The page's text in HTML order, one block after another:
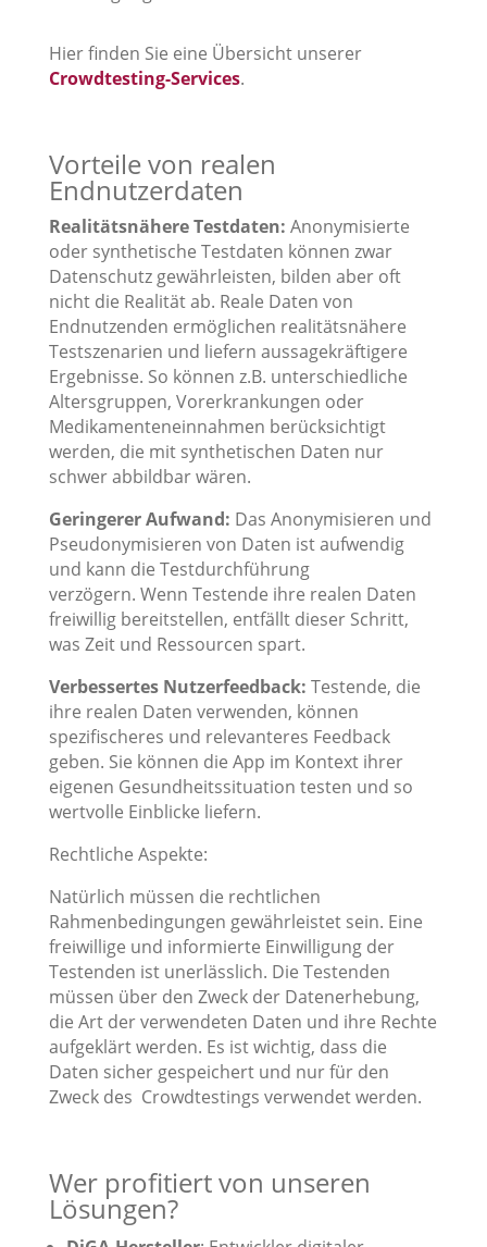
Hier finden Sie eine Übersicht unserer
Crowdtesting-Services.
Vorteile von realen
Endnutzerdaten
Realitätsnähere Testdaten: Anonymisierte
oder synthetische Testdaten können zwar
Datenschutz gewährleisten, bilden aber oft
nicht die Realität ab. Reale Daten von
Endnutzenden ermöglichen realitätsnähere
Testszenarien und liefern aussagekräftigere
Ergebnisse. So können z.B. unterschiedliche
Altersgruppen, Vorerkrankungen oder
Medikamenteneinnahmen berücksichtigt
werden, die mit synthetischen Daten nur
schwer abbildbar wären.
Geringerer Aufwand: Das Anonymisieren und
Pseudonymisieren von Daten ist aufwendig
und kann die Testdurchführung
verzögern. Wenn Testende ihre realen Daten
freiwillig bereitstellen, entfällt dieser Schritt,
was Zeit und Ressourcen spart.
Verbessertes Nutzerfeedback: Testende, die
ihre realen Daten verwenden, können
spezifischeres und relevanteres Feedback
geben. Sie können die App im Kontext ihrer
eigenen Gesundheitssituation testen und so
wertvolle Einblicke liefern.
Rechtliche Aspekte:
Natürlich müssen die rechtlichen
Rahmenbedingungen gewährleistet sein. Eine
freiwillige und informierte Einwilligung der
Testenden ist unerlässlich. Die Testenden
müssen über den Zweck der Datenerhebung,
die Art der verwendeten Daten und ihre Rechte
aufgeklärt werden. Es ist wichtig, dass die
Daten sicher gespeichert und nur für den
Zweck des Crowdtestings verwendet werden.
Wer profitiert von unseren
Lösungen?